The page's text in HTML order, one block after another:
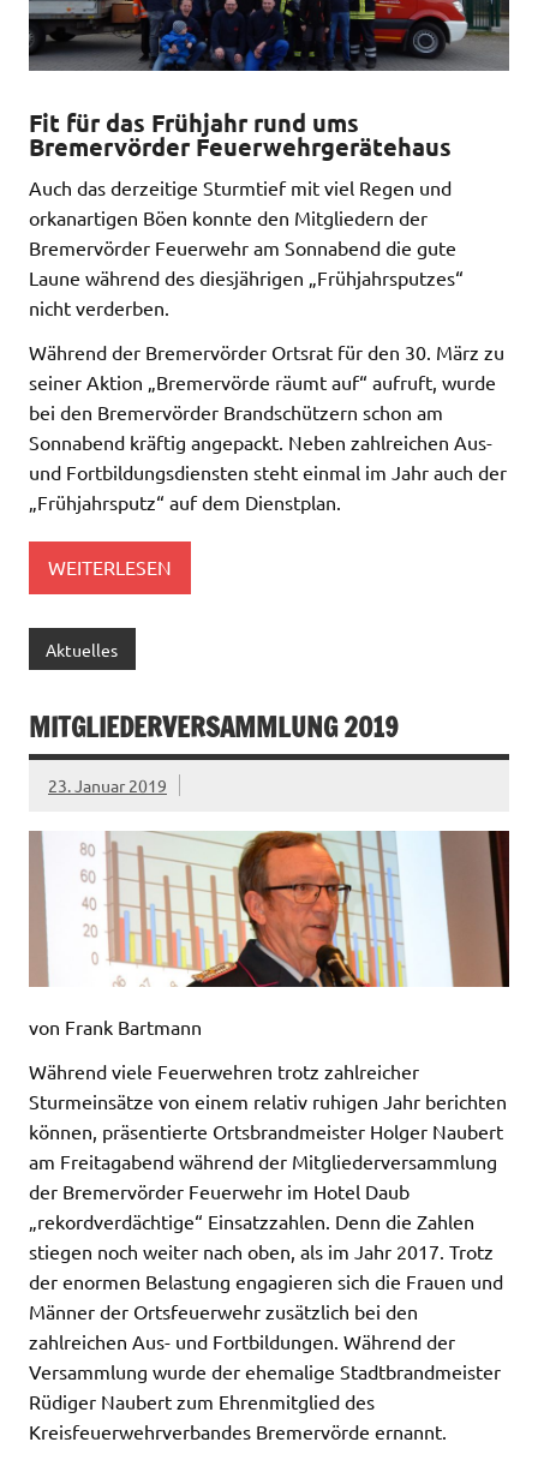
Fit für das Frühjahr rund ums
Bremervörder Feuerwehrgerätehaus
Auch das derzeitige Sturmtief mit viel Regen und
orkanartigen Böen konnte den Mitgliedern der
Bremervörder Feuerwehr am Sonnabend die gute
Laune während des diesjährigen „Frühjahrsputzes“
nicht verderben.
Während der Bremervörder Ortsrat für den 30. März zu
seiner Aktion „Bremervörde räumt auf“ aufruft, wurde
bei den Bremervörder Brandschützern schon am
Sonnabend kräftig angepackt. Neben zahlreichen Aus-
und Fortbildungsdiensten steht einmal im Jahr auch der
„Frühjahrsputz“ auf dem Dienstplan.
WEITERLESEN
Aktuelles
MITGLIEDERVERSAMMLUNG 2019
23. Januar 2019
von Frank Bartmann
Während viele Feuerwehren trotz zahlreicher
Sturmeinsätze von einem relativ ruhigen Jahr berichten
können, präsentierte Ortsbrandmeister Holger Naubert
am Freitagabend während der Mitgliederversammlung
der Bremervörder Feuerwehr im Hotel Daub
„rekordverdächtige“ Einsatzzahlen. Denn die Zahlen
stiegen noch weiter nach oben, als im Jahr 2017. Trotz
der enormen Belastung engagieren sich die Frauen und
Männer der Ortsfeuerwehr zusätzlich bei den
zahlreichen Aus- und Fortbildungen. Während der
Versammlung wurde der ehemalige Stadtbrandmeister
Rüdiger Naubert zum Ehrenmitglied des
Kreisfeuerwehrverbandes Bremervörde ernannt.